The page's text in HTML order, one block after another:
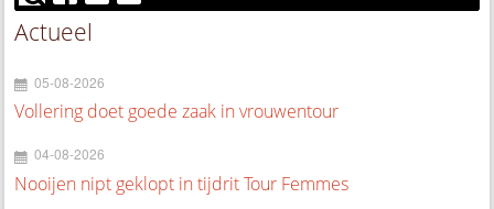
Actueel
05-08-2026
Vollering doet goede zaak in vrouwentour
04-08-2026
Nooijen nipt geklopt in tijdrit Tour Femmes